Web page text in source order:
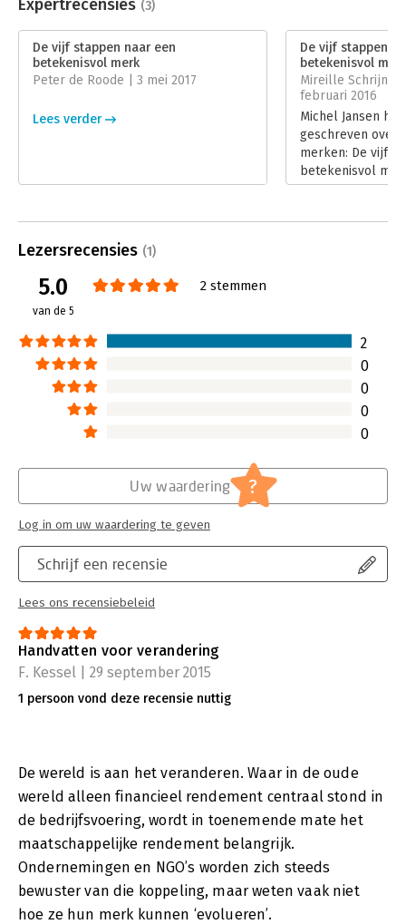
Verschijningsdatum:
Hoofdrubriek: Marketing
Expertrecensies (3)
De vijf stappen naar een
betekenisvol merk
Peter de Roode | 3 mei 2017
Lees verder
De vijf stappen
betekenisvol merk
Mireille
februari 2016
Michel Jansen
geschreven over
merken: De vijf
betekenisvol
thema omdat
onderscheiden
Lezersrecensies (1)
5.0
van de 5
2 stemmen
2
0
0
0
0
Schrijf een recensie
Lees ons recensiebeleid
Uw waardering ?
Log in om uw waardering te geven
Handvatten voor verandering
F. Kessel | 29 september 2015
1 persoon vond deze recensie nuttig
De wereld is aan het veranderen. Waar in de oude
wereld alleen financieel rendement centraal stond in
de bedrijfsvoering, wordt in toenemende mate het
maatschappelijke rendement belangrijk.
Ondernemingen en NGO’s worden zich steeds
bewuster van die koppeling, maar weten vaak niet
hoe ze hun merk kunnen ‘evolueren’.